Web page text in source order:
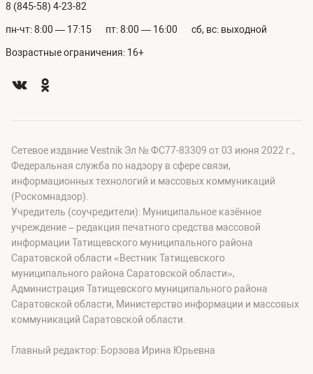
8 (845-58) 4-23-82
пн-чт: 8:00 — 17:15 пт: 8:00 — 16:00 сб, вс: выходной
Возрастные ограничения: 16+
Сетевое издание Vestnik Эл № ФС77-83309 от 03 июня 2022 г.,
Федеральная служба по надзору в сфере связи,
информационных технологий и массовых коммуникаций
(Роскомнадзор).
Учредитель (соучредители): Муниципальное казённое
учреждение – редакция печатного средства массовой
информации Татищевского муниципального района
Саратовской области «Вестник Татищевского
муниципального района Саратовской области»,
Администрация Татищевского муниципального района
Саратовской области, Министерство информации и массовых
коммуникаций Саратовской области.
Главный редактор: Борзова Ирина Юрьевна